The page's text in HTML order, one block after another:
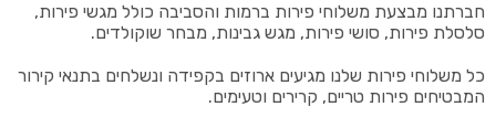
חברתנו מבצעת משלוחי פירות ברמות והסביבה כולל מגשי פירות,
סלסלת פירות, סושי פירות, מגש גבינות, מבחר שוקולדים.
כל משלוחי פירות שלנו מגיעים ארוזים בקפידה ונשלחים בתנאי קירור
המבטיחים פירות טריים, קרירים וטעימים.